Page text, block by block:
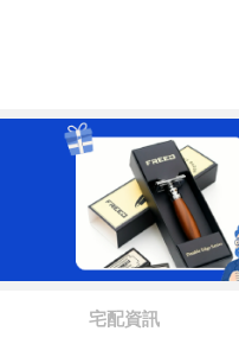
宅配資訊